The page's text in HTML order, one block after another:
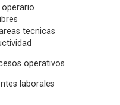
tecnicas
operativos
laborales